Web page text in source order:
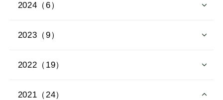
2024（6）
2023（9）
2022（19）
2021（24）